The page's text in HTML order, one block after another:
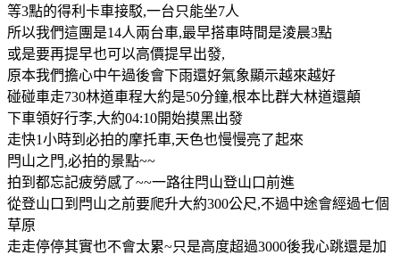
等3點的得利卡車接駁,一台只能坐7人
所以我們這團是14人兩台車,最早搭車時間是淩晨3點
或是要再提早也可以高價提早出發,
原本我們擔心中午過後會下雨還好氣象顯示越來越好
碰碰車走730林道車程大約是50分鐘,根本比群大林道還顛
下車領好行李,大約04:10開始摸黑出發
走快1小時到必拍的摩托車,天色也慢慢亮了起來
閂山之門,必拍的景點~~
拍到都忘記疲勞感了~~一路往閂山登山口前進
從登山口到閂山之前要爬升大約300公尺,不過中途會經過七個
草原
走走停停其實也不會太累~只是高度超過3000後我心跳還是加